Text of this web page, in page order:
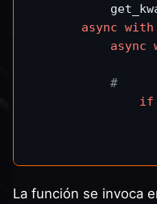
async with
async
#
if
La función se invoca